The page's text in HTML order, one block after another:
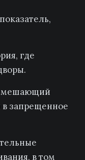
где
запрещенное
в том